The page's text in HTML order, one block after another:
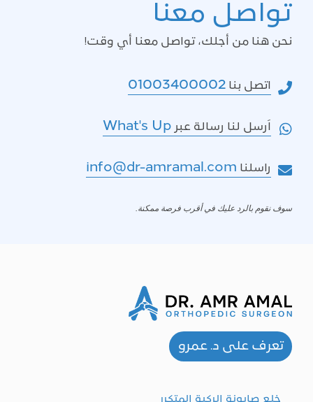
تواصل معنا
نحن هنا من أجلك، تواصل معنا أي وقت!
اتصل بنا 01003400002
اَرسل لنا رسالة عبر What's Up
راسلنا info@dr-amramal.com
سوف نقوم بالرد عليك في أقرب فرصة ممكنة.
تعرف على د. عمرو
خلع صابونة الركبة المتكرر